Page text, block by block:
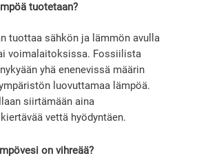
tuotetaan?
tuottaa sähkön ja lämmön avulla
voimalaitoksissa. Fossiilista
yhä enenevissä määrin
luovuttamaa lämpöä.
siirtämään aina
vettä hyödyntäen.
on vihreää?